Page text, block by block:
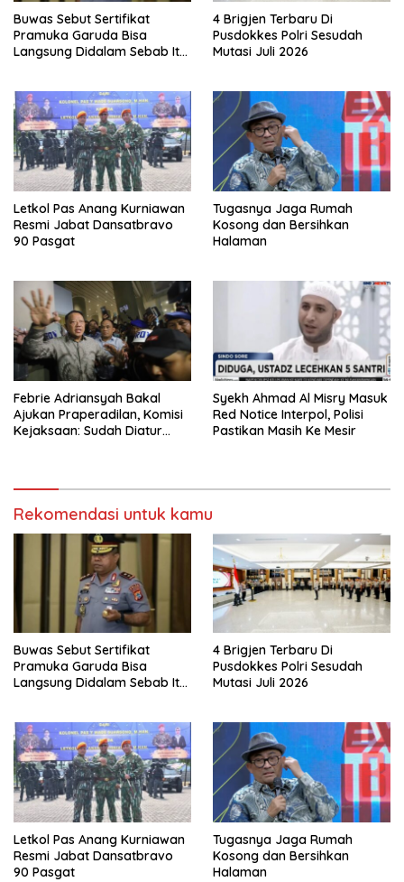
Buwas Sebut Sertifikat
Pramuka Garuda Bisa
Langsung Didalam Sebab Itu
4 Brigjen Terbaru Di
Pusdokkes Polri Sesudah
Mutasi Juli 2026
Letkol Pas Anang Kurniawan
Resmi Jabat Dansatbravo
90 Pasgat
Tugasnya Jaga Rumah
Kosong dan Bersihkan
Halaman
Febrie Adriansyah Bakal
Ajukan Praperadilan, Komisi
Kejaksaan: Sudah Diatur
Syekh Ahmad Al Misry Masuk
Red Notice Interpol, Polisi
Pastikan Masih Ke Mesir
Rekomendasi untuk kamu
Buwas Sebut Sertifikat
Pramuka Garuda Bisa
Langsung Didalam Sebab Itu
4 Brigjen Terbaru Di
Pusdokkes Polri Sesudah
Mutasi Juli 2026
Letkol Pas Anang Kurniawan
Resmi Jabat Dansatbravo
90 Pasgat
Tugasnya Jaga Rumah
Kosong dan Bersihkan
Halaman